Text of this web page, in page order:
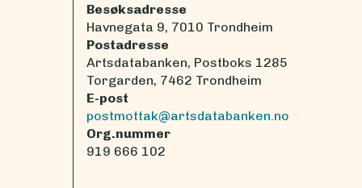
Besøksadresse
Havnegata 9, 7010 Trondheim
Postadresse
Artsdatabanken, Postboks 1285
Torgarden, 7462 Trondheim
E-post
postmottak@artsdatabanken.no
Org.nummer
919 666 102